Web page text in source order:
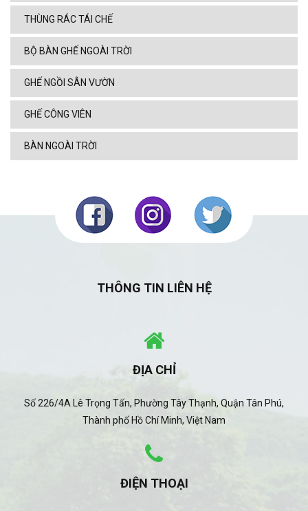
THÙNG RÁC TÁI CHẾ
BỘ BÀN GHẾ NGOÀI TRỜI
GHẾ NGỒI SÂN VƯỜN
GHẾ CÔNG VIÊN
BÀN NGOÀI TRỜI
THÔNG TIN LIÊN HỆ
ĐỊA CHỈ
Số 226/4A Lê Trọng Tấn, Phường Tây Thạnh, Quận Tân Phú,
Thành phố Hồ Chí Minh, Việt Nam
ĐIỆN THOẠI